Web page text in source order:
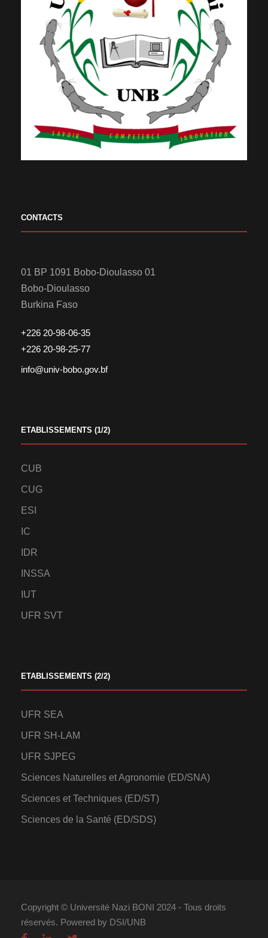
CONTACTS
01 BP 1091 Bobo-Dioulasso 01
Bobo-Dioulasso
Burkina Faso
+226 20-98-06-35
+226 20-98-25-77
info@univ-bobo.gov.bf
ETABLISSEMENTS (1/2)
CUB
CUG
ESI
IC
IDR
INSSA
IUT
UFR SVT
ETABLISSEMENTS (2/2)
UFR SEA
UFR SH-LAM
UFR SJPEG
Sciences Naturelles et Agronomie (ED/SNA)
Sciences et Techniques (ED/ST)
Sciences de la Santé (ED/SDS)
Copyright © Université Nazi BONI 2024 - Tous droits
réservés. Powered by DSI/UNB